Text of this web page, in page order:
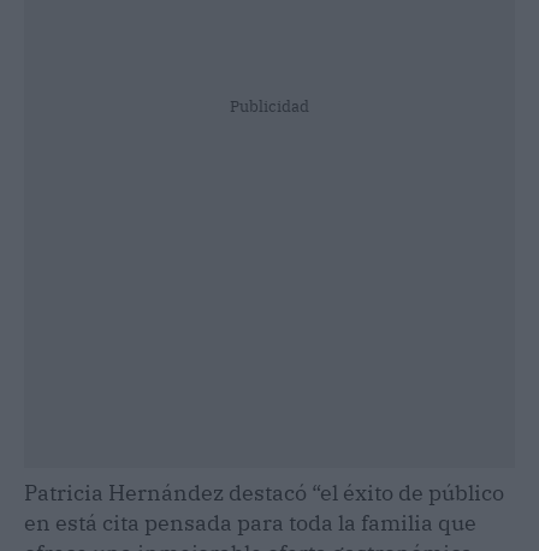
Publicidad
Patricia Hernández destacó “el éxito de público
en está cita pensada para toda la familia que